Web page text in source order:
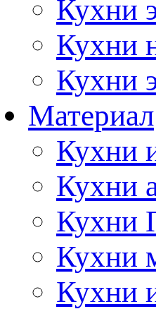
Кухни
Кухни
Кухни
Материал
Кухни
Кухни
Кухни
Кухни
Кухни